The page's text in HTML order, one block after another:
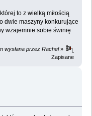
to z wielką miłością
dwie maszyny konkurujące
wzajemnie sobie świnię
wysłana przez Rachel»
Zapisane